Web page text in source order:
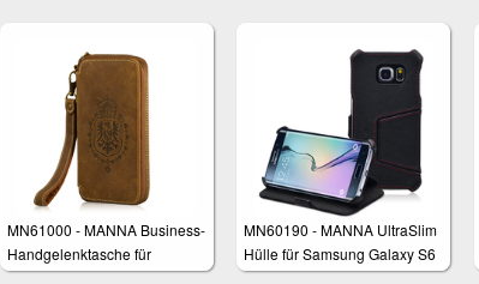
MN61000 - MANNA Business-
Handgelenktasche für
Smartphones
MN60190 - MANNA UltraSlim
Hülle für Samsung Galaxy S6
Edge